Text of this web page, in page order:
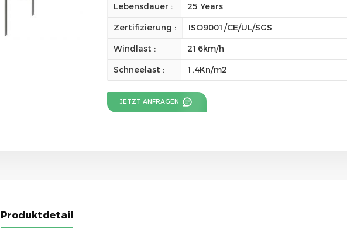
Lebensdauer :
25 Years
Zertifizierung :
ISO9001/CE/UL/SGS
Windlast :
216km/h
Schneelast :
1.4Kn/m2
JETZT ANFRAGEN
Produktdetail